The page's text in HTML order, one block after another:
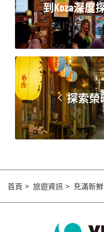
到Koza深度
探索榮
首頁 旅遊資訊 充滿新